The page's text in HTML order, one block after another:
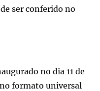
ser conferido no
no dia 11 de
formato universal